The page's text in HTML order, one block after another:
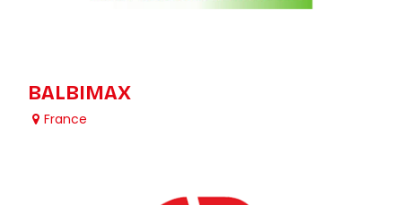
BALBIMAX
France